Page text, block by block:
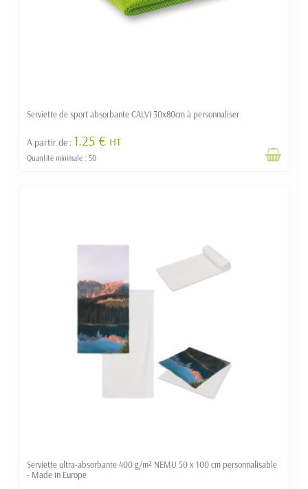
Serviette de sport absorbante CALVI 30x80cm à personnaliser
A partir de : 1.25 € HT
Quantité minimale : 50
Serviette ultra-absorbante 400 g/m² NEMU 50 x 100 cm personnalisable
- Made in Europe